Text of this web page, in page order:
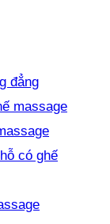
đẳng
massage
có ghế